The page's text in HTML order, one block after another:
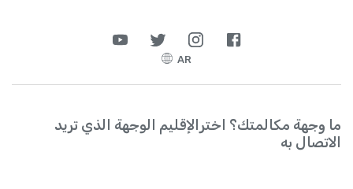
AR
ما وجهة مكالمتك؟ اخترالإقليم الوجهة الذي تريد
الاتصال به